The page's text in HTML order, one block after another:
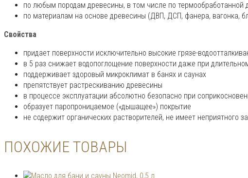
по любым породам древесины, в том числе по термообработанной
по материалам на основе древесины (ДВП, ДСП, фанера, вагонка,
Свойства
придает поверхности исключительно высокие грязе-
в 5 раз снижает водопоглощение поверхности даже при
поддерживает здоровый микроклимат в банях и саунах
препятствует растрескиванию древесины
в процессе эксплуатации абсолютно безопасно при
образует паропроницаемое («дышащее») покрытие
не содержит органических растворителей, не имеет неприятного
ПОХОЖИЕ ТОВАРЫ